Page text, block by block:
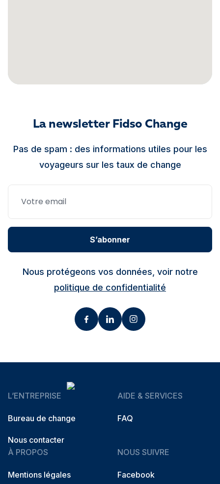
La newsletter Fidso Change
Pas de spam : des informations utiles pour les
voyageurs sur les taux de change
S’abonner
Nous protégeons vos données, voir notre
politique de confidentialité
L’ENTREPRISE
Bureau de change
Nous contacter
AIDE & SERVICES
FAQ
À PROPOS
Mentions légales
NOUS SUIVRE
Facebook